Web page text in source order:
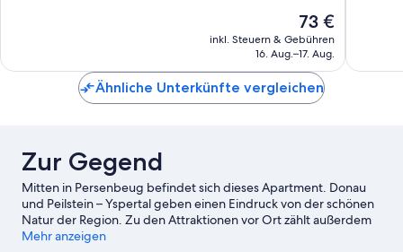
Der
Preis
beträgt
73 €
inkl. Steuern & Gebühren
16. Aug.–17. Aug.
Ähnliche Unterkünfte vergleichen
Zur Gegend
Mitten in Persenbeug befindet sich dieses Apartment. Donau
und Peilstein – Yspertal geben einen Eindruck von der schönen
Natur der Region. Zu den Attraktionen vor Ort zählt außerdem
Folgendes: Wein & Wachau und Steinlabyrinth. Die Umgebung
Mehr anzeigen